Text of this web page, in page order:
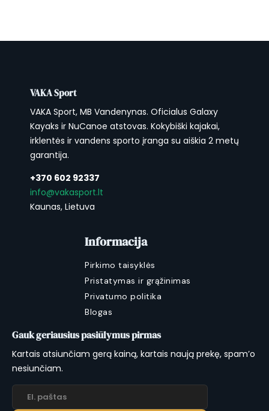
VAKA Sport
VAKA Sport, MB Vandenynas. Oficialus Galaxy
Kayaks ir NuCanoe atstovas. Kokybiški kajakai,
irklentės ir vandens sporto įranga su aiškia 2 metų
garantija.
+370 602 92337
info@vakasport.lt
Kaunas, Lietuva
Informacija
Pirkimo taisyklės
Pristatymas ir grąžinimas
Privatumo politika
Blogas
Gauk geriausius pasiūlymus pirmas
Kartais atsiunčiam gerą kainą, kartais naują prekę, spam’o
nesiunčiam.